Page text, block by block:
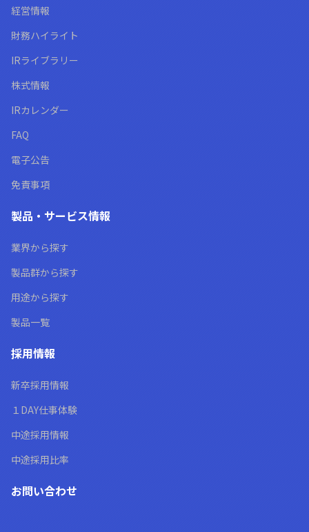
経営情報
財務ハイライト
IRライブラリー
株式情報
IRカレンダー
FAQ
電子公告
免責事項
製品・サービス情報
業界から探す
製品群から探す
用途から探す
製品一覧
採用情報
新卒採用情報
１DAY仕事体験
中途採用情報
中途採用比率
お問い合わせ